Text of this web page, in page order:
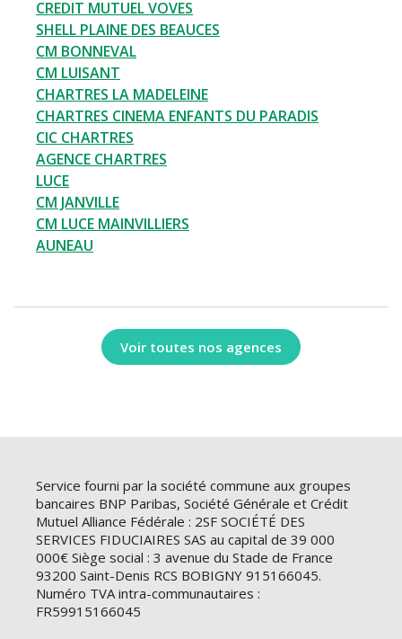
CREDIT MUTUEL VOVES
SHELL PLAINE DES BEAUCES
CM BONNEVAL
CM LUISANT
CHARTRES LA MADELEINE
CHARTRES CINEMA ENFANTS DU PARADIS
CIC CHARTRES
AGENCE CHARTRES
LUCE
CM JANVILLE
CM LUCE MAINVILLIERS
AUNEAU
Voir toutes nos agences
Service fourni par la société commune aux groupes
bancaires BNP Paribas, Société Générale et Crédit
Mutuel Alliance Fédérale : 2SF SOCIÉTÉ DES
SERVICES FIDUCIAIRES SAS au capital de 39 000
000€ Siège social : 3 avenue du Stade de France
93200 Saint-Denis RCS BOBIGNY 915166045.
Numéro TVA intra-communautaires :
FR59915166045